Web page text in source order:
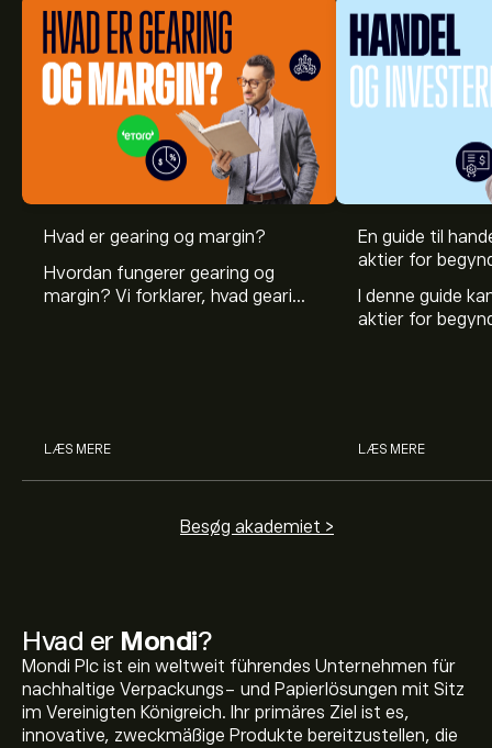
Hvad er Mondi?
Mondi Plc ist ein weltweit führendes Unternehmen für
nachhaltige Verpackungs- und Papierlösungen mit Sitz
im Vereinigten Königreich. Ihr primäres Ziel ist es,
innovative, zweckmäßige Produkte bereitzustellen, die
Hvad er gearing og margin?
Hvordan fungerer gearing og
margin? Vi forklarer, hvad gearing
LÆS MERE
En guide til
aktier for
I denne guide
aktier for
LÆS MERE
Besøg akademiet >